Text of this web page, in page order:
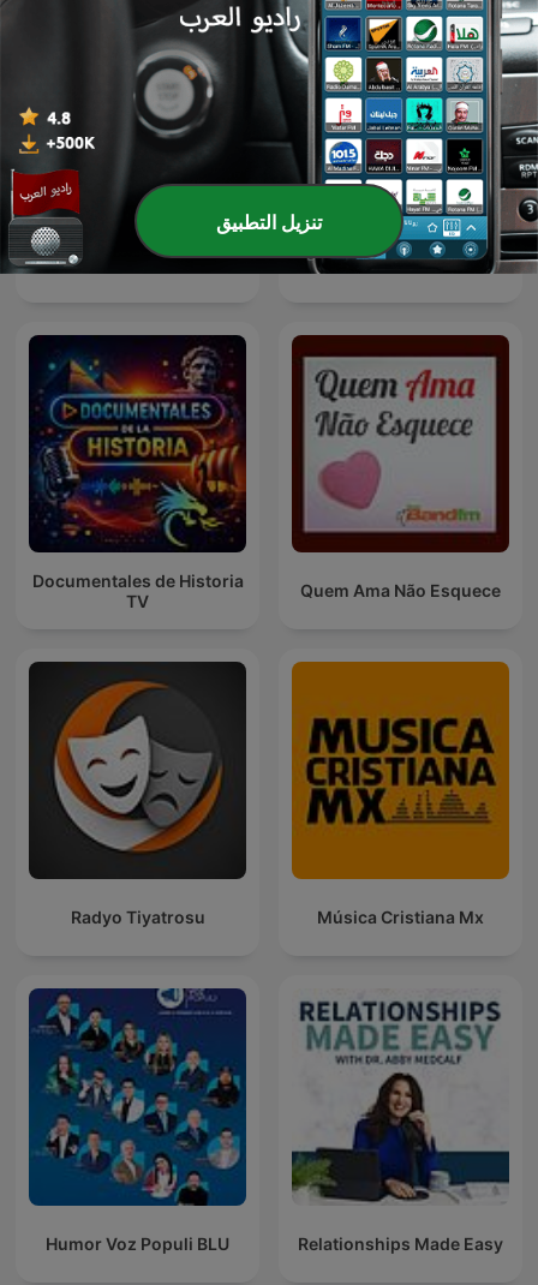
RIX MorronZoo
Ukraine: The Latest
Quem Ama Não Esquece
Documentales de Historia
TV
Música Cristiana Mx
Radyo Tiyatrosu
Relationships Made Easy
Humor Voz Populi BLU
تنزيل التطبيق